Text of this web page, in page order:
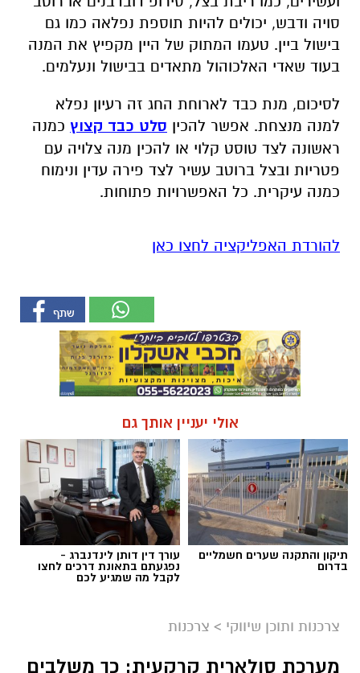
סויה ודבש, יכולים להיות תוספת נפלאה כמו גם
בישול ביין. טעמו המתוק של היין מקפיץ את המנה
בעוד שאדי האלכוהול מתאדים בבישול ונעלמים.
לסיכום, מנת כבד לארוחת החג זה רעיון נפלא
למנה מנצחת. אפשר להכין סלט כבד קצוץ כמנה
ראשונה לצד טוסט קלוי או להכין מנה צלויה עם
פטריות ובצל ברוטב עשיר לצד פירה עדין ונימוח
כמנה עיקרית. כל האפשרויות פתוחות.
להורדת האפליקציה לחצו כאן
אולי יעניין אותך גם
תיקון והתקנה שערים חשמליים
בדרום
עורך דין דותן לינדנברג -
נפגעתם בתאונת דרכים לחצו
לקבל מה שמגיע לכם
צרכנות ותוכן שיווקי > צרכנות
מערכת סולארית קרקעית: כך משלבים